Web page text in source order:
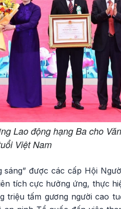
Lao động hạng Ba cho
Việt Nam
được các cấp Hội
tích cực hưởng ứng, thực
triệu tấm gương người cao